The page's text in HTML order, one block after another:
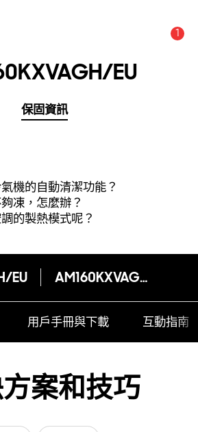
1
EU
保固資訊
機的自動清潔功能？
凍，怎麼辦？
的製熱模式呢？
EU AM160KXVAGH/EU
用戶手冊與下載 互動指南
案和技巧